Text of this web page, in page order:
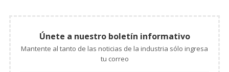
Únete a nuestro boletín informativo
Mantente al tanto de las noticias de la industria sólo ingresa
tu correo